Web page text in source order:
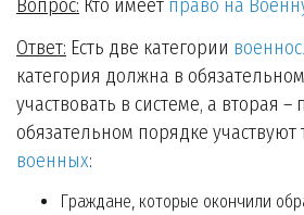
Вопрос: Кто имеет право на
Ответ: Есть две категории
категория должна в
участвовать в системе, а вторая
обязательном порядке участвуют
военных:
Граждане, которые окончили